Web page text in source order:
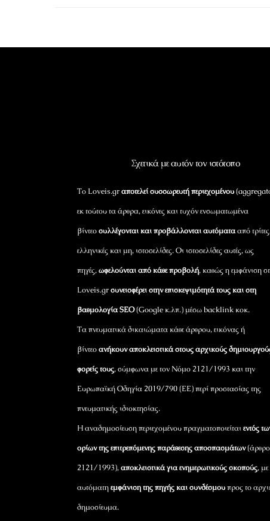
Σχετικά με αυτόν τον ιστότοπο
Το Loveis.grαποτελεί συσσωρευτή περιεχομένου
εκ τούτου τα άρθρα, εικόνες και τυχόν ενσωματωμένα
βίντεοσυλλέγονται και προβάλλονται αυτόματααπό
ελληνικές και μη, ιστοσελίδες. Οι ιστοσελίδες αυτές, ως
πηγές,ωφελούνται από κάθε προβολή, καθώς η εμφάνιση
Loveis.grσυνεισφέρει στην επισκεψιμότητά τους και στη
βαθμολογία SEO(Google κ.λπ.) μέσω backlink κοκ.
Τα πνευματικά δικαιώματα κάθε άρθρου, εικόνας ή
βίντεοανήκουν αποκλειστικά στους αρχικούς
φορείς τους, σύμφωνα με τον Νόμο 2121/1993 και την
Ευρωπαϊκή Οδηγία 2019/790 (ΕΕ) περί προστασίας της
πνευματικής ιδιοκτησίας.
Η αναδημοσίευση περιεχομένου πραγματοποιείταιεντός
ορίων της επιτρεπόμενης παράθεσης αποσπασμάτων
2121/1993),αποκλειστικά για ενημερωτικούς σκοπούς, με
αυτόματηεμφάνιση της πηγής και συνδέσμουπρος το
δημοσίευμα.